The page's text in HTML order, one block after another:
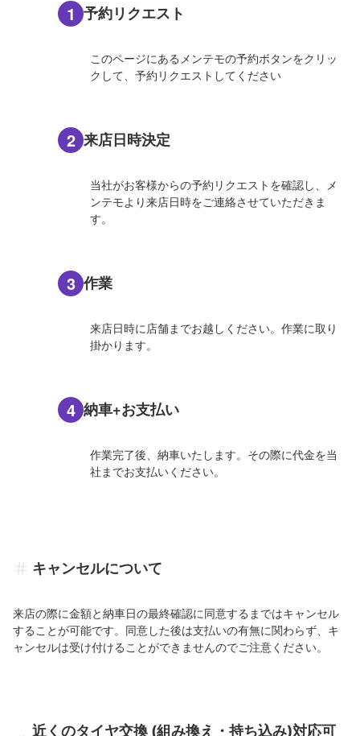
1 予約リクエスト
このページにあるメンテモの予約ボタンをクリッ
クして、予約リクエストしてください
2 来店日時決定
当社がお客様からの予約リクエストを確認し、メ
ンテモより来店日時をご連絡させていただきま
す。
3 作業
来店日時に店舗までお越しください。作業に取り
掛かります。
4 納車+お支払い
作業完了後、納車いたします。その際に代金を当
社までお支払いください。
キャンセルについて
来店の際に金額と納車日の最終確認に同意するまではキャンセル
することが可能です。同意した後は支払いの有無に関わらず、キ
ャンセルは受け付けることができませんのでご注意ください。
近くのタイヤ交換 (組み換え・持ち込み)対応可